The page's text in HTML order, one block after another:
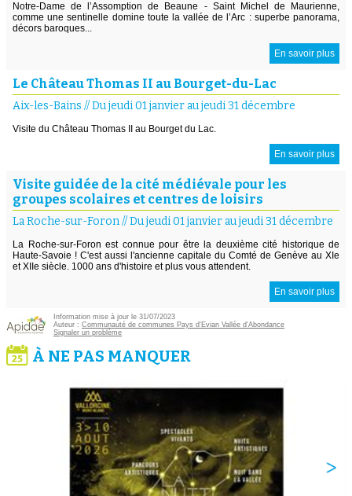
Notre-Dame de l’Assomption de Beaune - Saint Michel de Maurienne,
comme une sentinelle domine toute la vallée de l’Arc : superbe panorama,
décors baroques...
En savoir plus
Le Château Thomas II au Bourget-du-Lac
Aix-les-Bains //Du jeudi 01 janvier au jeudi 31 décembre
Visite du Château Thomas II au Bourget du Lac.
En savoir plus
Visite guidée de la cité médiévale pour les
groupes scolaires et centres de loisirs
La Roche-sur-Foron//Du jeudi 01 janvier au jeudi 31 décembre
La Roche-sur-Foron est connue pour être la deuxième cité historique de
Haute-Savoie ! C'est aussi l'ancienne capitale du Comté de Genève au XIe
et XIIe siècle. 1000 ans d'histoire et plus vous attendent.
En savoir plus
Information mise à jour le 31/07/2023
Auteur : Communauté de communes Pays d'Evian Vallée d'Abondance
Signaler un problème
À NE PAS MANQUER